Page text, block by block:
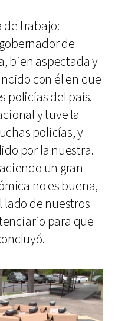
de trabajo:
de
bien aspectada y
con él en que
policías del país.
y tuve la
policías, y
por la nuestra.
un gran
no es buena,
lado de nuestros
para que